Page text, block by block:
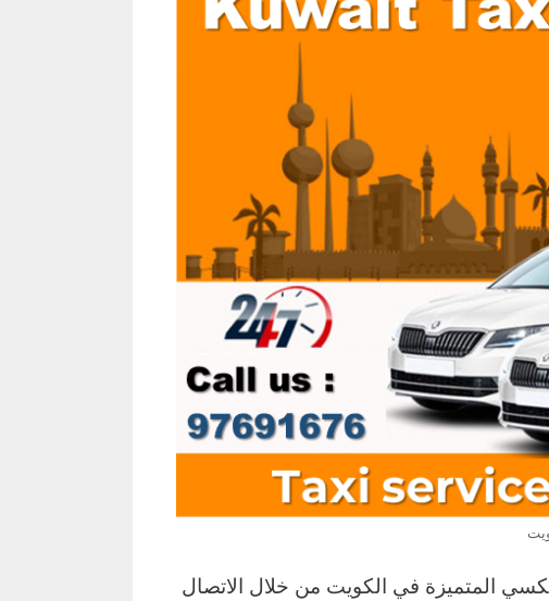
المتميزة في الكويت من خلال الاتصال